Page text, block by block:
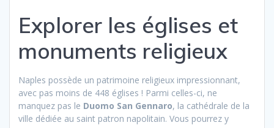
Explorer les églises et
monuments religieux
Naples possède un patrimoine religieux impressionnant,
avec pas moins de 448 églises ! Parmi celles-ci, ne
manquez pas le Duomo San Gennaro, la cathédrale de la
ville dédiée au saint patron napolitain. Vous pourrez y